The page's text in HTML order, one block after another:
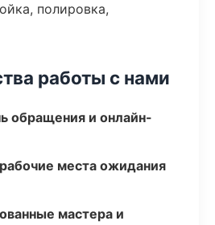
полировка,
работы с нами
обращения и онлайн-
места ожидания
мастера и